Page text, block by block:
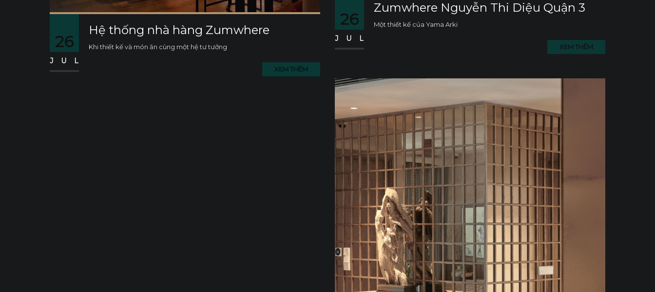
26
JUL
Hệ thống nhà hàng Zumwhere
Khi thiết kế và món ăn cùng một hệ tư tưởng
XEM THÊM
26
JUL
Zumwhere Nguyễn Thi Diệu Quận 3
Một thiết kế của Yama Arki
XEM THÊM